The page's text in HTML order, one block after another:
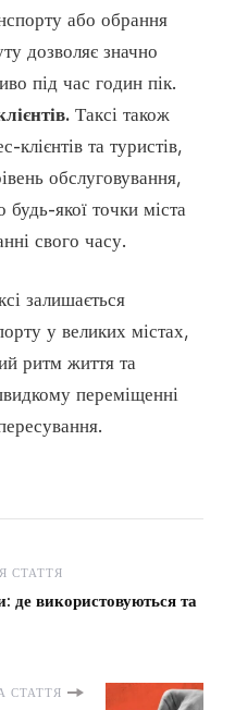
або обрання
дозволяє значно
під час годин пік.
Таксі також
клієнтів та туристів,
обслуговування,
будь-якої точки міста
свого часу.
залишається
у великих містах,
ритм життя та
переміщенні
СТАТТЯ
де використовуються та
СТАТТЯ